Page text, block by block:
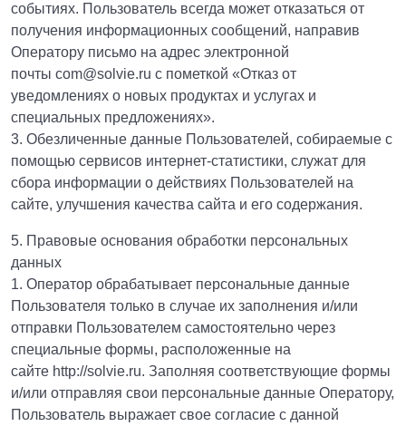
событиях. Пользователь всегда может отказаться от
получения информационных сообщений, направив
Оператору письмо на адрес электронной
почты com@solvie.ru с пометкой «Отказ от
уведомлениях о новых продуктах и услугах и
специальных предложениях».
3. Обезличенные данные Пользователей, собираемые с
помощью сервисов интернет-статистики, служат для
сбора информации о действиях Пользователей на
сайте, улучшения качества сайта и его содержания.
5. Правовые основания обработки персональных
данных
1. Оператор обрабатывает персональные данные
Пользователя только в случае их заполнения и/или
отправки Пользователем самостоятельно через
специальные формы, расположенные на
сайте http://solvie.ru. Заполняя соответствующие формы
и/или отправляя свои персональные данные Оператору,
Пользователь выражает свое согласие с данной